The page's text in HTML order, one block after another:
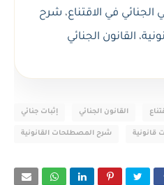
الجنائي في الاقتناع، شرح
، القانون الجنائي
إثبات جنائي القانون الجنائي
شرح المصطلحات القانونية